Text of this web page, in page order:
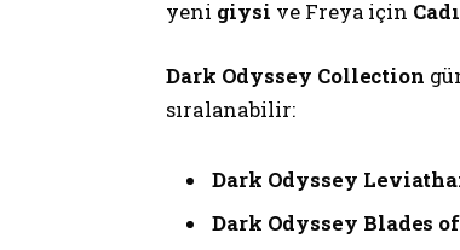
yeni giysi ve Freya için
Dark Odyssey Collection
sıralanabilir:
Dark Odyssey
Dark Odyssey Blades